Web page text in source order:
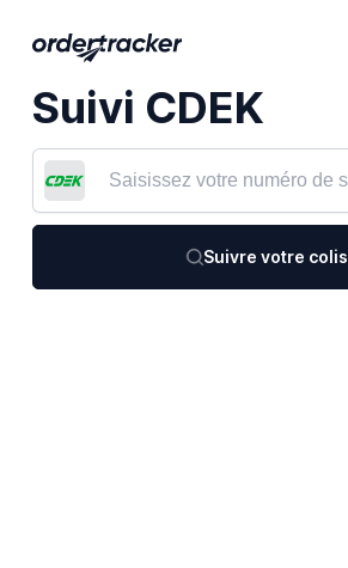
Suivi CDEK
Suivre votre colis